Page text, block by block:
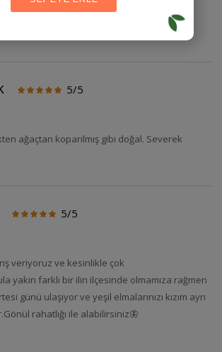
5/5
ağaçtan koparılmış gibi doğal. Severek
5/5
veriyoruz ve kesinlikle çok
yakın farklı bir ilin ilçesinde olmamıza rağmen
günü ulaşıyor ve yeşil elmalarınızı kızım ayrı
rahatlığı ile alabilirsiniz🦋